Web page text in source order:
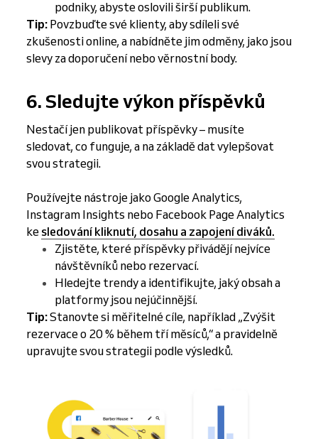
podniky, abyste oslovili širší publikum.
Tip:Povzbuďte své klienty, aby sdíleli své
zkušenosti online, a nabídněte jim odměny, jako jsou
slevy za doporučení nebo věrnostní body.
6. Sledujte výkon příspěvků
Nestačí jen publikovat příspěvky – musíte
sledovat, co funguje, a na základě dat vylepšovat
svou strategii.
Používejte nástroje jako Google Analytics,
Instagram Insights nebo Facebook Page Analytics
kesledování kliknutí, dosahu a zapojení diváků.
Zjistěte, které příspěvky přivádějí nejvíce
návštěvníků nebo rezervací.
Hledejte trendy a identifikujte, jaký obsah a
platformy jsou nejúčinnější.
Tip:Stanovte si měřitelné cíle, například „Zvýšit
rezervace o 20 % během tří měsíců,“ a pravidelně
upravujte svou strategii podle výsledků.